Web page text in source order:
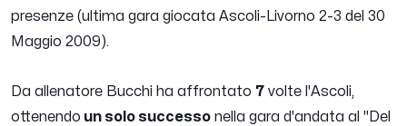
presenze (ultima gara giocata Ascoli-Livorno 2-3 del 30
Maggio 2009).
Da allenatore Bucchi ha affrontato 7 volte l'Ascoli,
ottenendo un solo successo nella gara d'andata al "Del